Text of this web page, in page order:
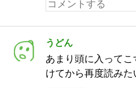
うどん
あまり頭に入って
けてから再度読みた